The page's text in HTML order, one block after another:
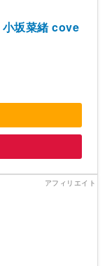
坂菜緒 cove